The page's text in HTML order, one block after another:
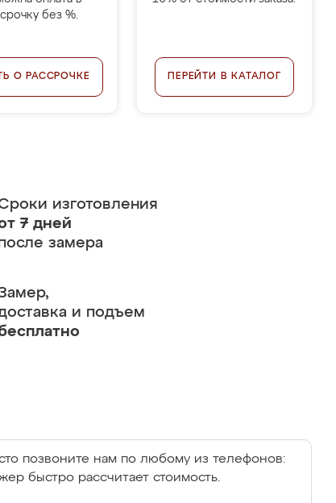
без %.
О РАССРОЧКЕ ПЕРЕЙТИ В КАТАЛОГ
изготовления
7 дней
замера
и подъем
позвоните нам по любому из телефонов:
быстро рассчитает стоимость.